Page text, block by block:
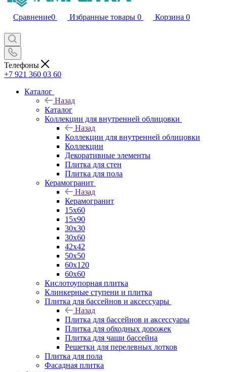
Сравнение0 Избранные товары 0 Корзина 0
Телефоны
+7 921 360 03 60
Каталог
Назад
Каталог
Коллекции для внутренней облицовки
Назад
Коллекции для внутренней облицовки
Коллекции
Декоративные элементы
Плитка для стен
Плитка для пола
Керамогранит
Назад
Керамогранит
15х60
15x90
30х30
30х60
42х42
50х50
60х120
60х60
Кислотоупорная плитка
Клинкерные ступени и плитка
Плитка для бассейнов и аксессуары
Назад
Плитка для бассейнов и аксессуары
Плитка для обходных дорожек
Плитка для чаши бассейна
Решетки для перелевных лотков
Плитка для пола
Фасадная плитка